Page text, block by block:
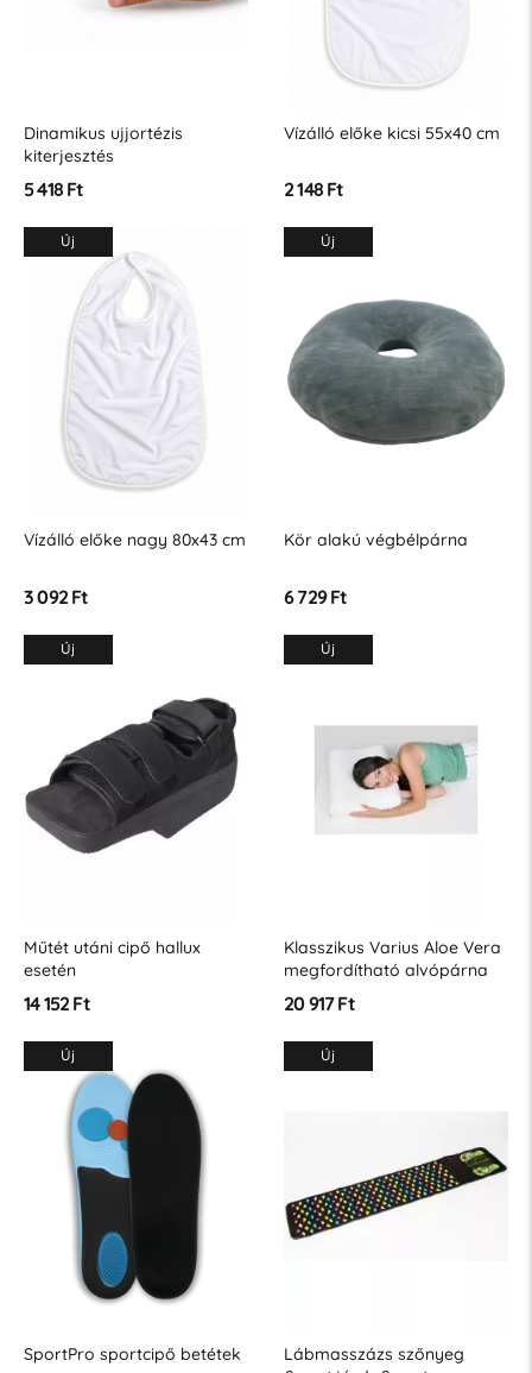
Dinamikus ujjortézis
kiterjesztés
5 418 Ft
Vízálló előke kicsi 55x40 cm
2 148 Ft
Új
Vízálló előke nagy 80x43 cm
3 092 Ft
Új
Kör alakú végbélpárna
6 729 Ft
Új
Műtét utáni cipő hallux
esetén
14 152 Ft
Új
Klasszikus Varius Aloe Vera
megfordítható alvópárna
20 917 Ft
Új
SportPro sportcipő betétek
Új
Lábmasszázs szőnyeg